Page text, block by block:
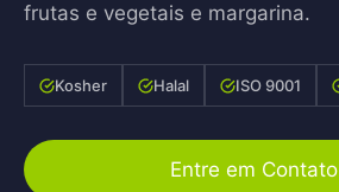
frutas e vegetais e margarina.
Kosher Halal ISO 9001
Entre em Contato